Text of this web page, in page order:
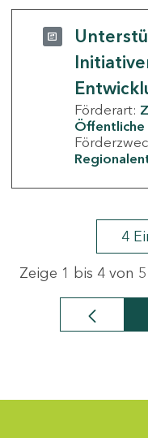
Förderart:
Öffentliche
4
Zeige 1 bis 4 von